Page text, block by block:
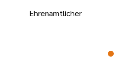
Ehrenamtlicher